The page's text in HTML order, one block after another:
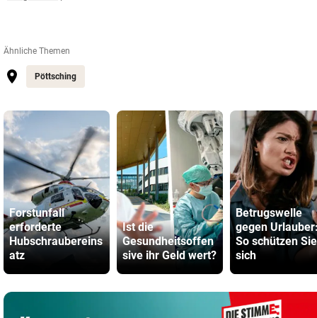
Ähnliche Themen
Pöttsching
Forstunfall
erforderte
Hubschraubereins
atz
Ist die
Gesundheitsoffen
sive ihr Geld wert?
Betrugswelle
gegen
So schützen Sie
sich